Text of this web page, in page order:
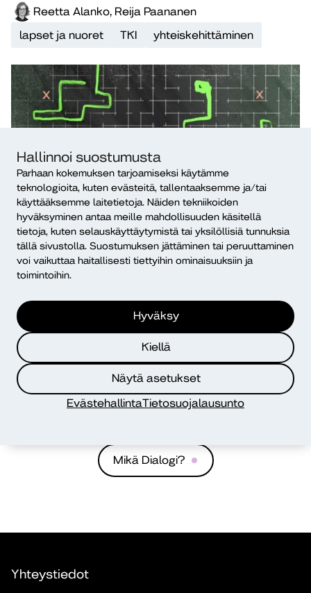
Hallinnoi suostumusta
Parhaan kokemuksen tarjoamiseksi käytämme
teknologioita, kuten evästeitä, tallentaaksemme ja/tai
käyttääksemme laitetietoja. Näiden tekniikoiden
hyväksyminen antaa meille mahdollisuuden käsitellä
tietoja, kuten selauskäyttäytymistä tai yksilöllisiä tunnuksia
tällä sivustolla. Suostumuksen jättäminen tai peruuttaminen
voi vaikuttaa haitallisesti tiettyihin ominaisuuksiin ja
toimintoihin.
Hyväksy
Kiellä
Näytä asetukset
EvästehallintaTietosuojalausunto
Reetta Alanko, Reija Paananen
lapset ja nuoret
TKI yhteiskehittäminen
Blogi 16.4.2020
Nuoret kaipaavat digitaalisiin tukipalveluihin
suoria polkuja ja käyttäjälähtöistä
kehittämistä
Reetta Alanko, Reija Paananen
digitalisaatio
lapset ja nuoret
Dialogi
Diakonia-ammattikorkeakoulu
PL 12, 00511 Helsinki
Mikä Dialogi?
Yhteystiedot